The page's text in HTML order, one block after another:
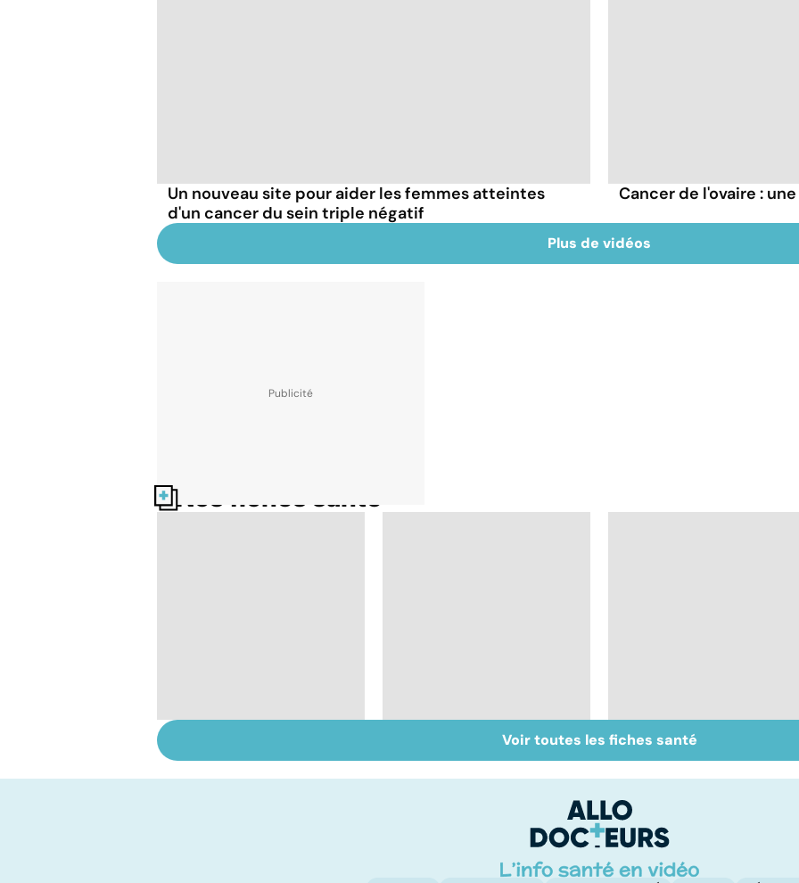
Un nouveau site pour aider les femmes atteintes
d'un cancer du sein triple négatif
Cancer de l'ovaire :
Plus de vidéos
Nos fiches santé
essais cliniques
Tout savoir sur les
infections
Inflammation des
amygdales : que faire
Voir toutes les fiches santé